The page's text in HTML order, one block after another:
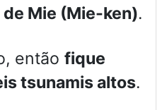
Mie (Mie-ken).
então fique
tsunamis altos.